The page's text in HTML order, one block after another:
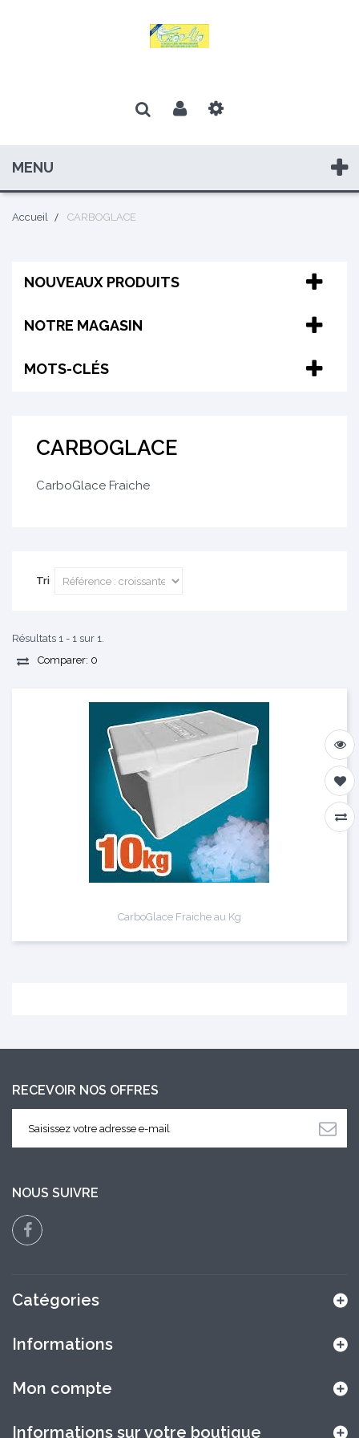
MENU
Accueil CARBOGLACE
NOUVEAUX PRODUITS
NOTRE MAGASIN
MOTS-CLÉS
CARBOGLACE
CarboGlace Fraiche
Tri
Résultats 1 - 1 sur 1.
Comparer: 0
CarboGlace Fraiche au Kg
RECEVOIR NOS OFFRES
NOUS SUIVRE
Catégories
Informations
Mon compte
Informations sur votre boutique